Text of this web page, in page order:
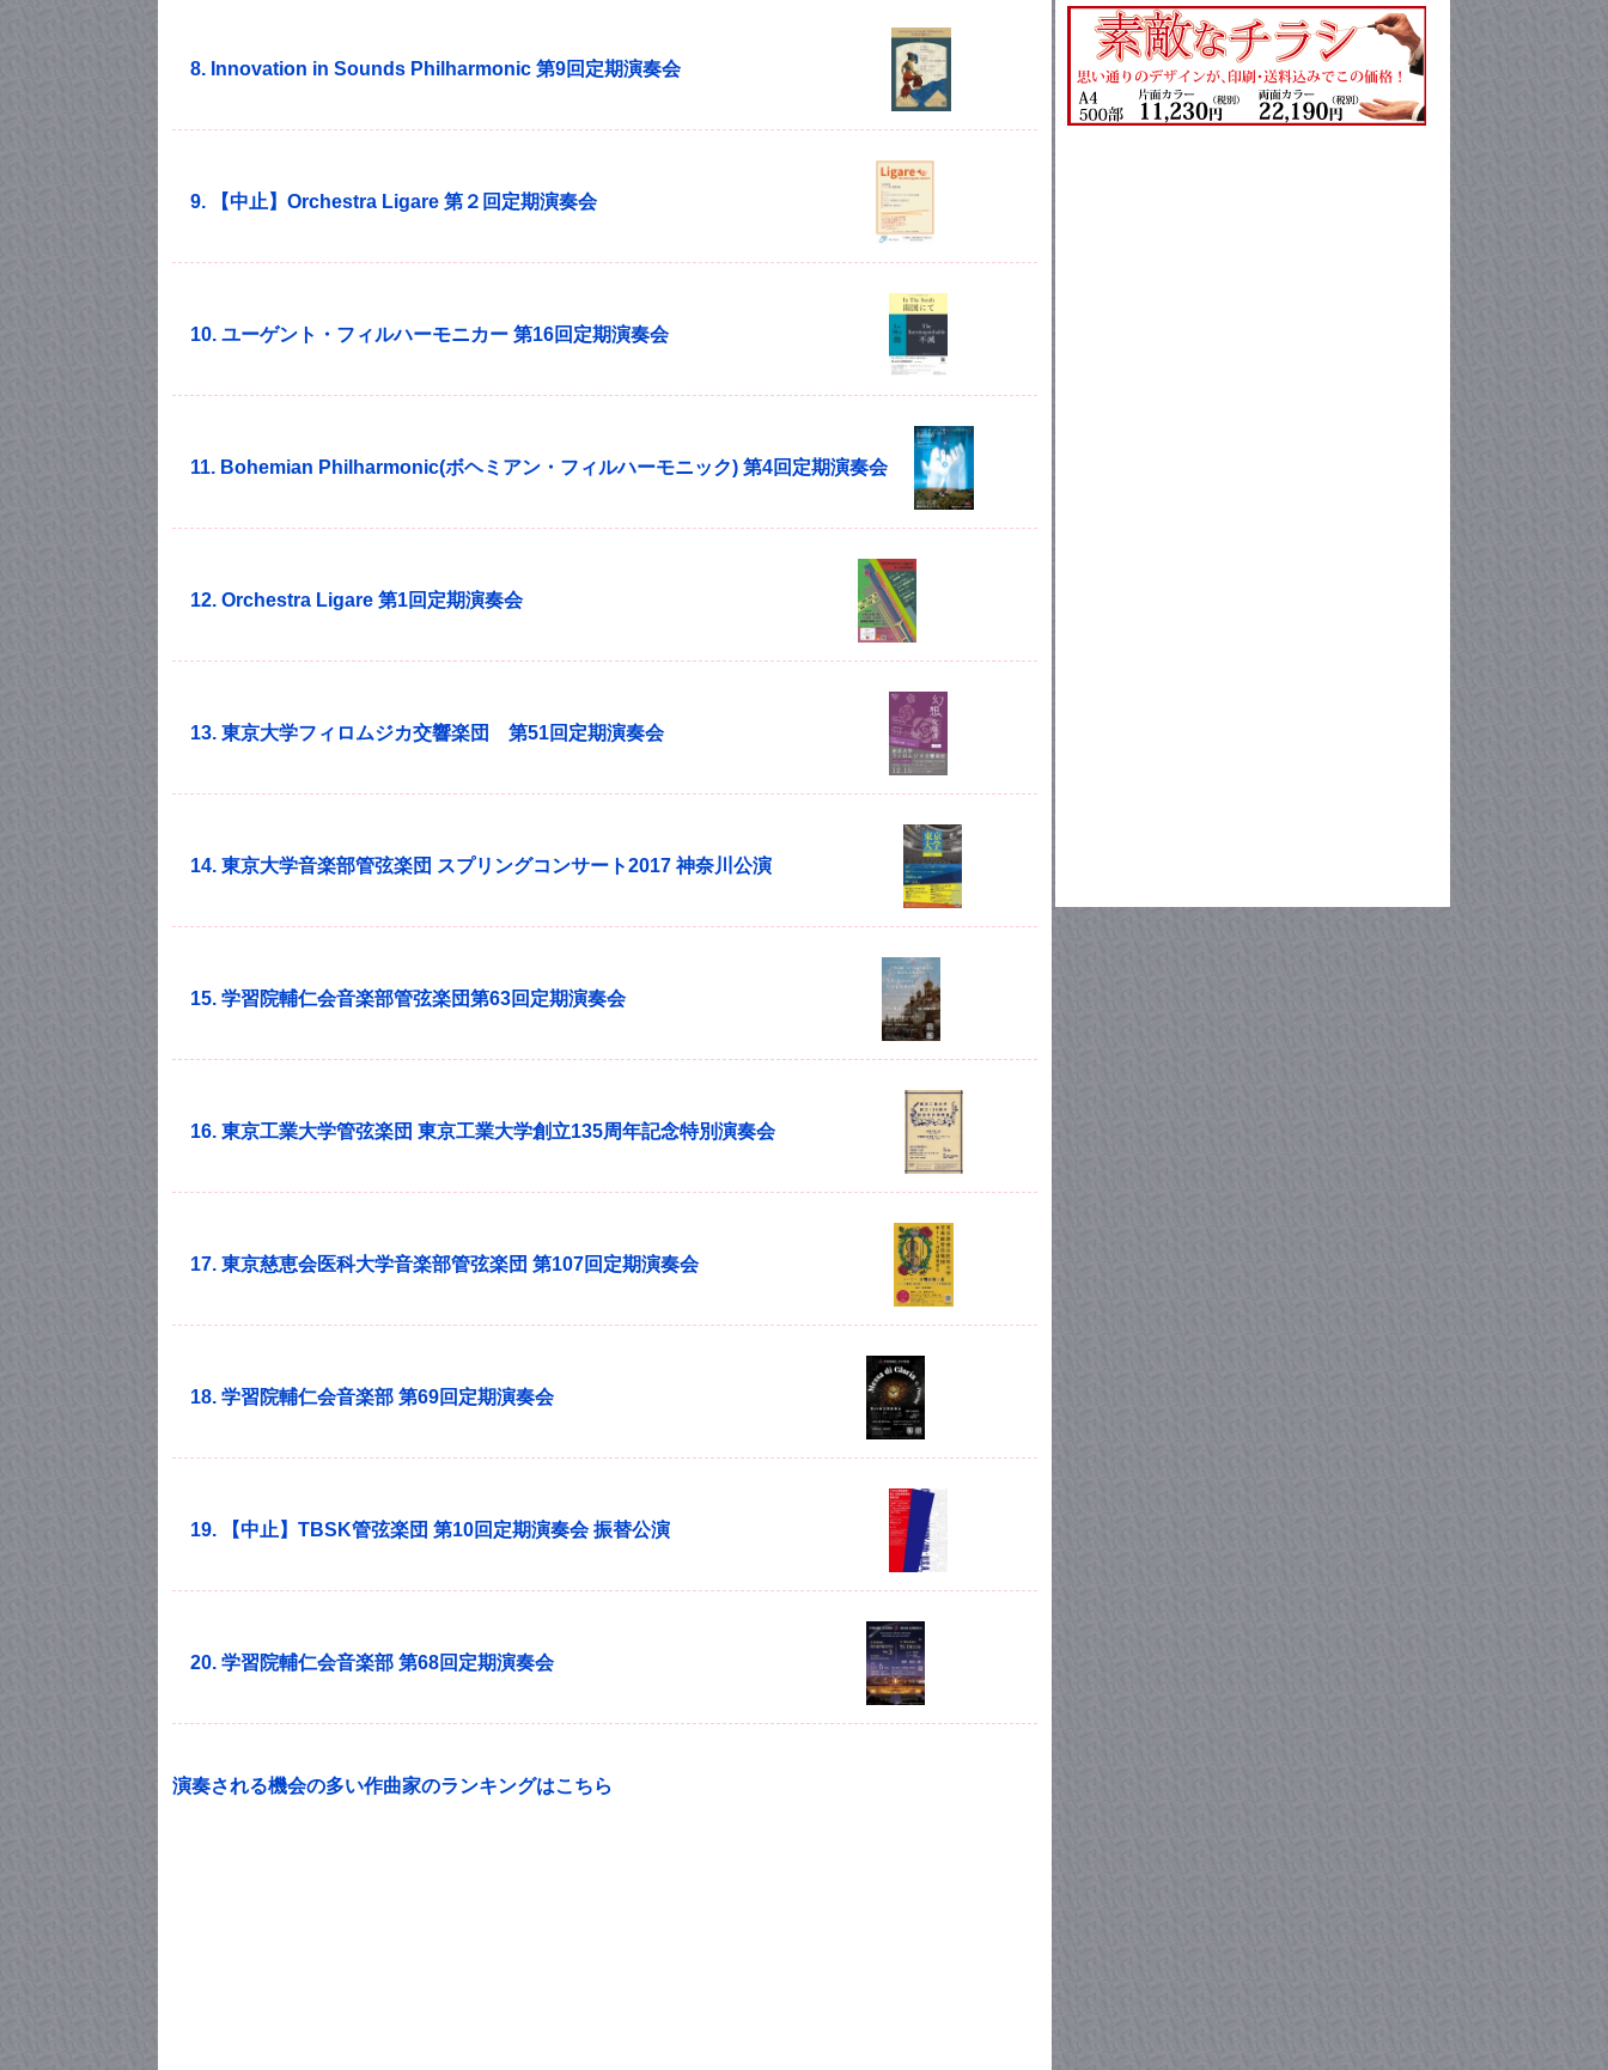
8. Innovation in Sounds Philharmonic 第9回定期演奏会
9. 【中止】Orchestra Ligare 第２回定期演奏会
10. ユーゲント・フィルハーモニカー 第16回定期演奏会
11. Bohemian Philharmonic(ボヘミアン・フィルハーモニック) 第4回定期演奏会
12. Orchestra Ligare 第1回定期演奏会
13. 東京大学フィロムジカ交響楽団 第51回定期演奏会
14. 東京大学音楽部管弦楽団 スプリングコンサート2017 神奈川公演
15. 学習院輔仁会音楽部管弦楽団第63回定期演奏会
16. 東京工業大学管弦楽団 東京工業大学創立135周年記念特別演奏会
17. 東京慈恵会医科大学音楽部管弦楽団 第107回定期演奏会
18. 学習院輔仁会音楽部 第69回定期演奏会
19. 【中止】TBSK管弦楽団 第10回定期演奏会 振替公演
20. 学習院輔仁会音楽部 第68回定期演奏会
演奏される機会の多い作曲家のランキングはこちら